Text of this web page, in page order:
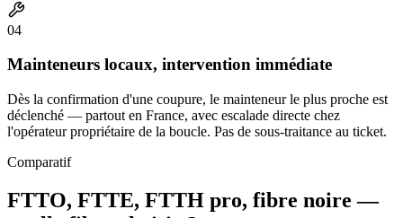
04
Mainteneurs locaux, intervention immédiate
Dès la confirmation d'une coupure, le mainteneur le plus proche est
déclenché — partout en France, avec escalade directe chez
l'opérateur propriétaire de la boucle. Pas de sous-traitance au ticket.
Comparatif
FTTO, FTTE, FTTH pro, fibre noire —